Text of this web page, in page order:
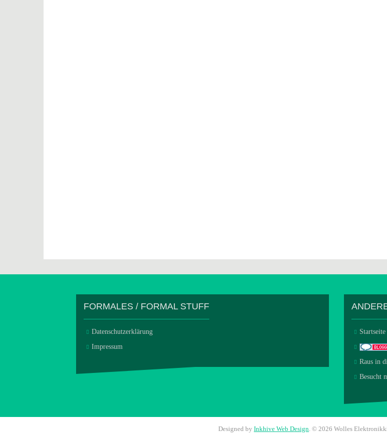
FORMALES / FORMAL STUFF
Datenschutzerklärung
Impressum
Startseite
Raus in
Besucht
Designed by Inkhive Web Design. © 2026 Wolles